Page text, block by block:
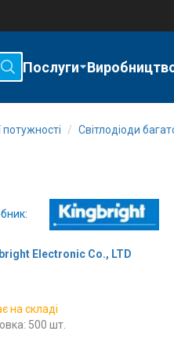
Послуги
потужності Світлодіоди
Electronic Co., LTD
на складі
500 шт.